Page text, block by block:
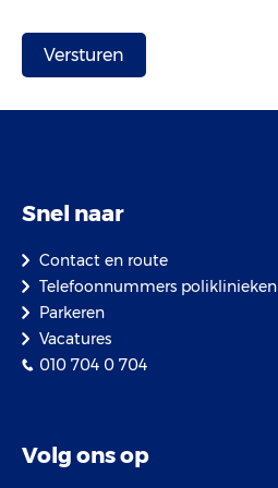
Snel naar
Contact en route
Telefoonnummers poliklinieken
Parkeren
Vacatures
010 704 0 704
Volg ons op